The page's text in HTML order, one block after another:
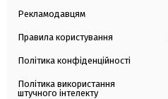
Рекламодавцям
Правила користування
Політика конфіденційності
Політика використання
штучного інтелекту